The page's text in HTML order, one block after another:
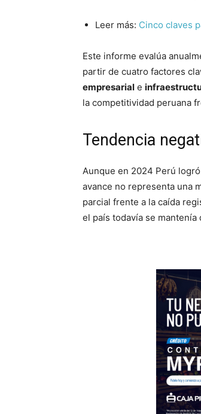
Leer más: Cinco claves
Este informe evalúa
partir de cuatro factores
empresarial e
la competitividad peruana
Tendencia
Aunque en 2024 Perú
avance no representa una
parcial frente a la caída
el país todavía se mantenía